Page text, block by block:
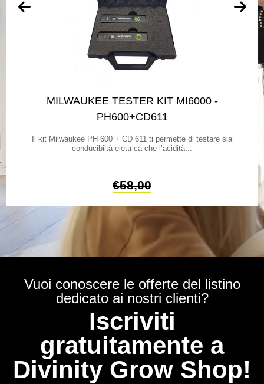
MILWAUKEE TESTER KIT MI6000 -
PH600+CD611
Il kit Milwaukee PH 600 + CD 611 ti permette di testare sia
conducibiltà elettrica che l’acidità...
€58,00
Vuoi conoscere le offerte del listino
dedicato ai nostri clienti?
Iscriviti
gratuitamente a
Divinity Grow Shop!